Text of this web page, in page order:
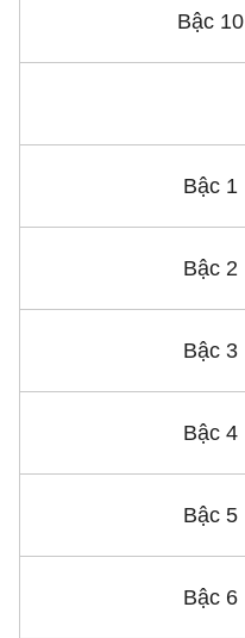
Bậc 10
Bậc 1
Bậc 2
Bậc 3
Bậc 4
Bậc 5
Bậc 6